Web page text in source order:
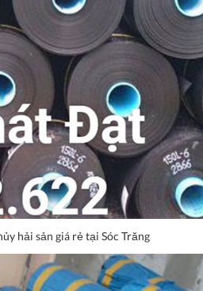
hải sản giá rẻ tại Sóc Trăng